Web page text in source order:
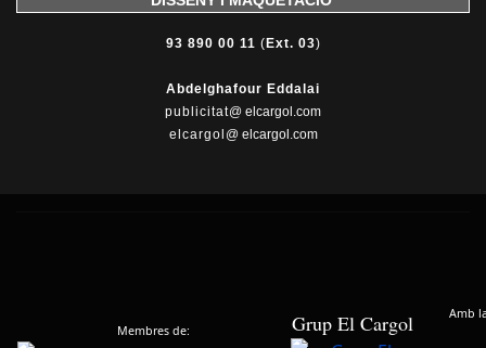
93 890 00 11 ( Ext. 03)
Abdelghafour Eddalai
publicitat@ elcargol.com
elcargol @ elcargol.com
Membres de: Grup El Cargol Amb